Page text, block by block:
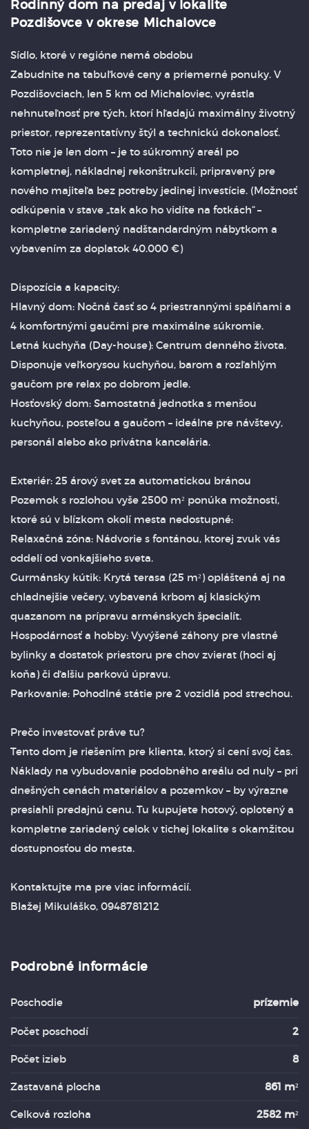
Rodinný dom na predaj v lokalite
Pozdišovce v okrese Michalovce
Sídlo, ktoré v regióne nemá obdobu
Zabudnite na tabuľkové ceny a priemerné ponuky. V
Pozdišovciach, len 5 km od Michaloviec, vyrástla
nehnuteľnosť pre tých, ktorí hľadajú maximálny životný
priestor, reprezentatívny štýl a technickú dokonalosť.
Toto nie je len dom – je to súkromný areál po
kompletnej, nákladnej rekonštrukcii, pripravený pre
nového majiteľa bez potreby jedinej investície. (Možnosť
odkúpenia v stave „tak ako ho vidíte na fotkách“ –
kompletne zariadený nadštandardným nábytkom a
vybavením za doplatok 40.000 €)
Dispozícia a kapacity:
Hlavný dom: Nočná časť so 4 priestrannými spálňami a
4 komfortnými gaučmi pre maximálne súkromie.
Letná kuchyňa (Day-house): Centrum denného života.
Disponuje veľkorysou kuchyňou, barom a rozľahlým
gaučom pre relax po dobrom jedle.
Hosťovský dom: Samostatná jednotka s menšou
kuchyňou, posteľou a gaučom – ideálne pre návštevy,
personál alebo ako privátna kancelária.
Exteriér: 25 árový svet za automatickou bránou
Pozemok s rozlohou vyše 2500 m² ponúka možnosti,
ktoré sú v blízkom okolí mesta nedostupné:
Relaxačná zóna: Nádvorie s fontánou, ktorej zvuk vás
oddelí od vonkajšieho sveta.
Gurmánsky kútik: Krytá terasa (25 m²) opláštená aj na
chladnejšie večery, vybavená krbom aj klasickým
quazanom na prípravu arménskych špecialít.
Hospodárnosť a hobby: Vyvýšené záhony pre vlastné
bylinky a dostatok priestoru pre chov zvierat (hoci aj
koňa) či ďalšiu parkovú úpravu.
Parkovanie: Pohodlné státie pre 2 vozidlá pod strechou.
Prečo investovať práve tu?
Tento dom je riešením pre klienta, ktorý si cení svoj čas.
Náklady na vybudovanie podobného areálu od nuly – pri
dnešných cenách materiálov a pozemkov – by výrazne
presiahli predajnú cenu. Tu kupujete hotový, oplotený a
kompletne zariadený celok v tichej lokalite s okamžitou
dostupnosťou do mesta.
Kontaktujte ma pre viac informácií.
Blažej Mikuláško, 0948781212
Podrobné informácie
Poschodie prízemie
Počet poschodí 2
Počet izieb 8
Zastavaná plocha 861 m²
Celková rozloha 2582 m²